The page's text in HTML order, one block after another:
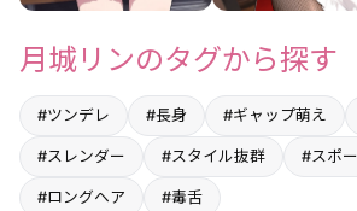
月城リンのタグから探す
#ツンデレ #長身 #ギャップ萌え
#スレンダー #スタイル抜群 #スポ
#ロングヘア #毒舌